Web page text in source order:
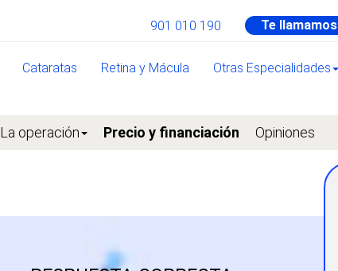
901 010 190 Te llamamos
Cataratas Retina y Mácula Otras Especialidades
La operación Precio y financiación Opiniones